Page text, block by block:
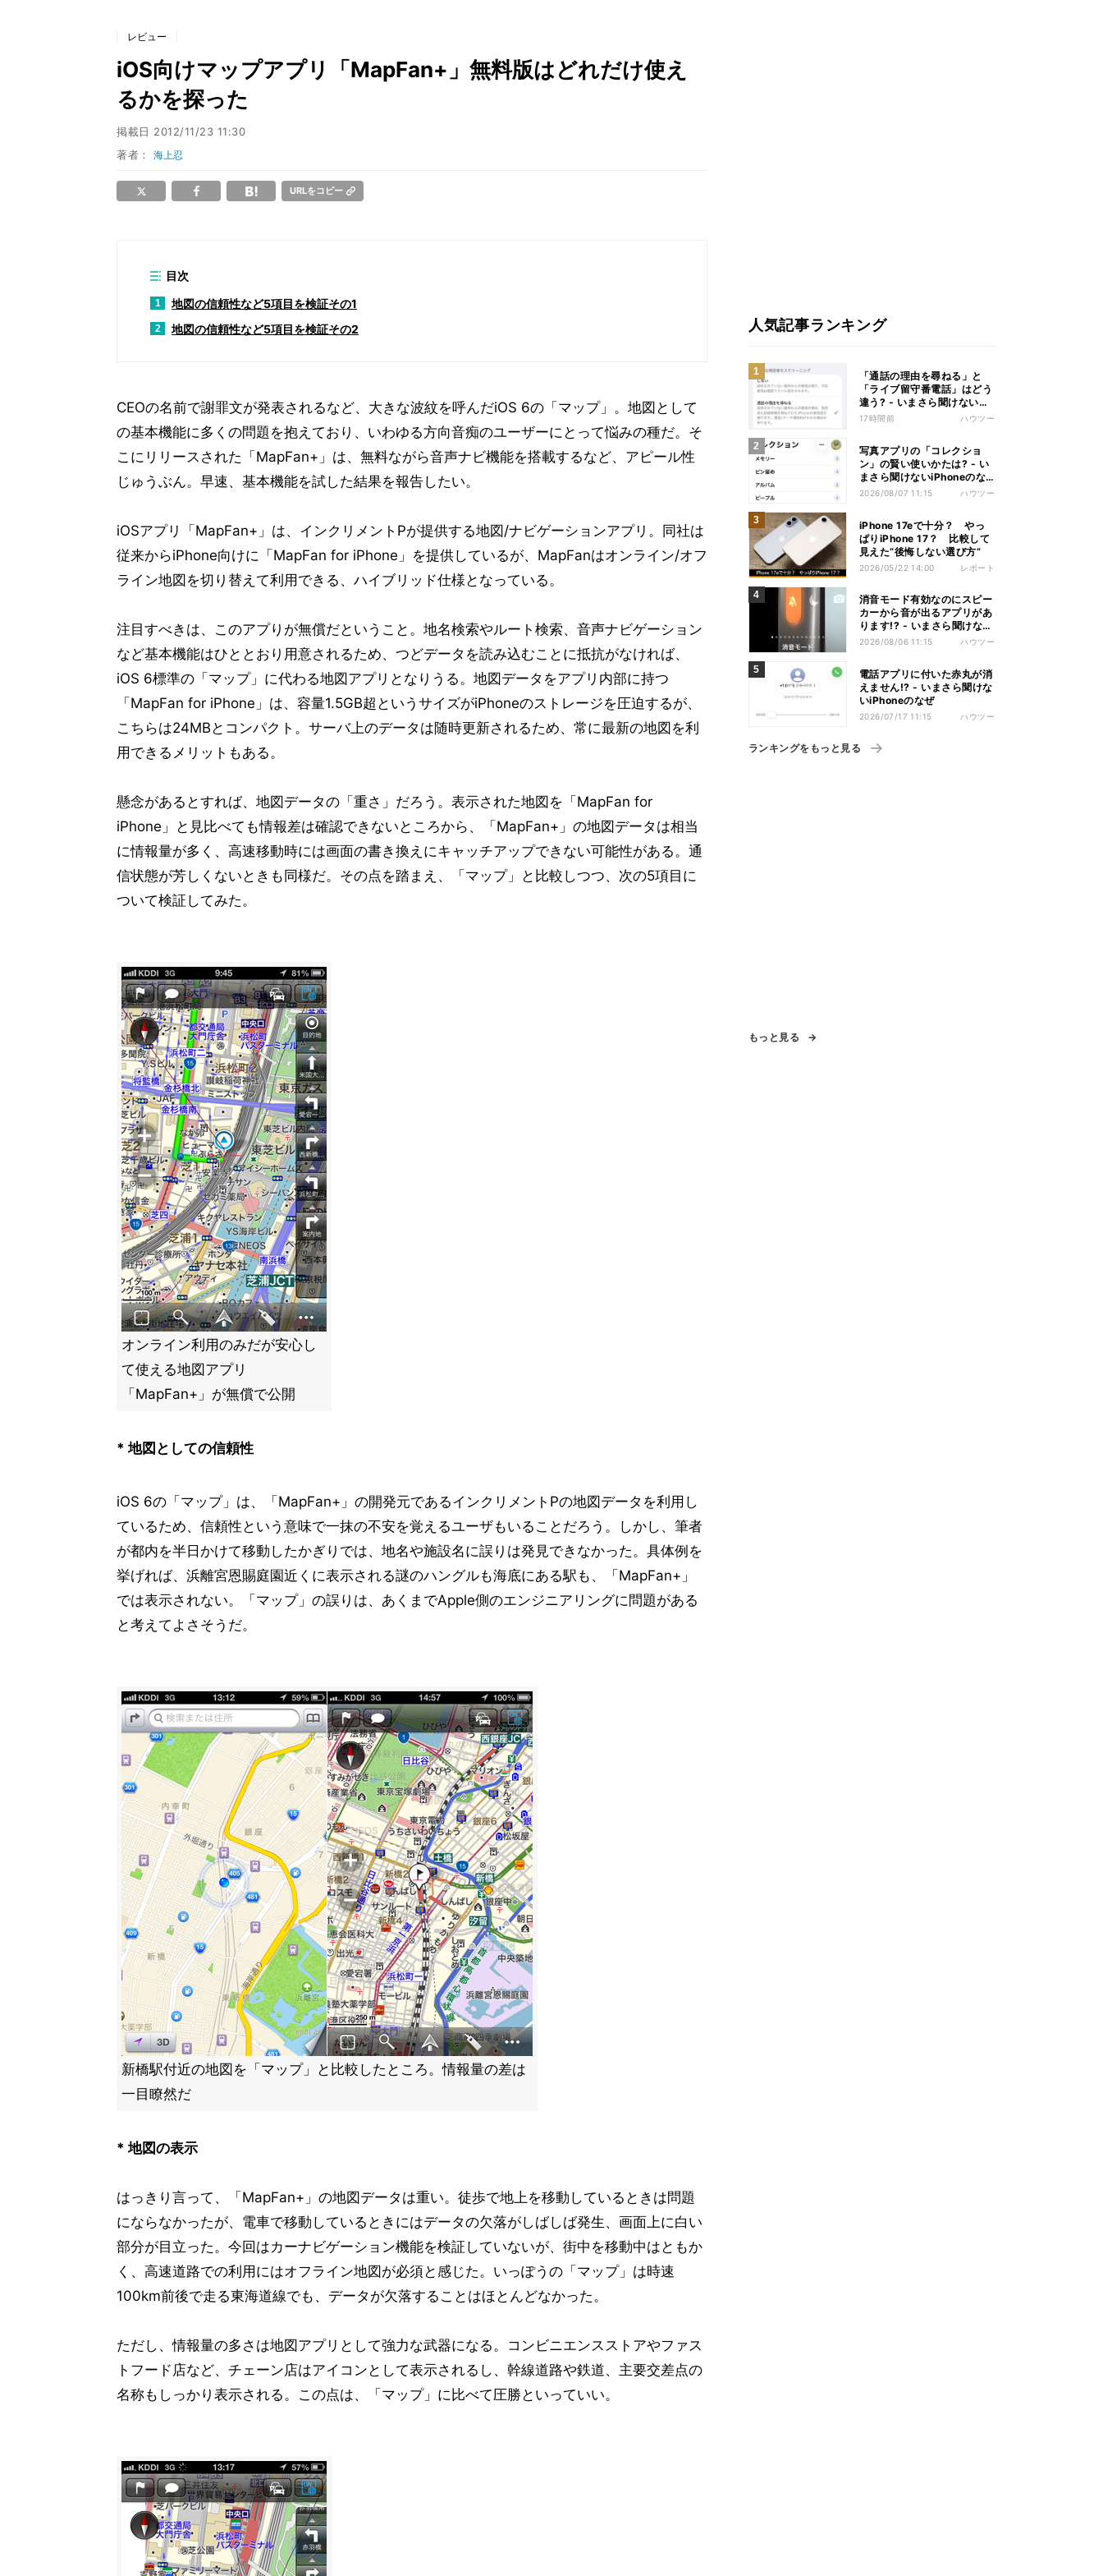
レビュー
iOS向けマップアプリ「MapFan+」無料版はどれだけ使え
るかを探った
掲載日 2012/11/23 11:30
著者：海上忍
URLをコピー
目次
1 地図の信頼性など5項目を検証その1
2 地図の信頼性など5項目を検証その2
CEOの名前で謝罪文が発表されるなど、大きな波紋を呼んだiOS 6の「マップ」。地図として
の基本機能に多くの問題を抱えており、いわゆる方向音痴のユーザーにとって悩みの種だ。そ
こにリリースされた「MapFan+」は、無料ながら音声ナビ機能を搭載するなど、アピール性
じゅうぶん。早速、基本機能を試した結果を報告したい。
iOSアプリ「MapFan+」は、インクリメントPが提供する地図/ナビゲーションアプリ。同社は
従来からiPhone向けに「MapFan for iPhone」を提供しているが、MapFanはオンライン/オフ
ライン地図を切り替えて利用できる、ハイブリッド仕様となっている。
注目すべきは、このアプりが無償だということ。地名検索やルート検索、音声ナビゲーション
など基本機能はひととおり用意されるため、つどデータを読み込むことに抵抗がなければ、
iOS 6標準の「マップ」に代わる地図アプリとなりうる。地図データをアプリ内部に持つ
「MapFan for iPhone」は、容量1.5GB超というサイズがiPhoneのストレージを圧迫するが、
こちらは24MBとコンパクト。サーバ上のデータは随時更新されるため、常に最新の地図を利
用できるメリットもある。
懸念があるとすれば、地図データの「重さ」だろう。表示された地図を「MapFan for
iPhone」と見比べても情報差は確認できないところから、「MapFan+」の地図データは相当
に情報量が多く、高速移動時には画面の書き換えにキャッチアップできない可能性がある。通
信状態が芳しくないときも同様だ。その点を踏まえ、「マップ」と比較しつつ、次の5項目に
ついて検証してみた。
オンライン利用のみだが安心し
て使える地図アプリ
「MapFan+」が無償で公開
* 地図としての信頼性
iOS 6の「マップ」は、「MapFan+」の開発元であるインクリメントPの地図データを利用し
ているため、信頼性という意味で一抹の不安を覚えるユーザもいることだろう。しかし、筆者
が都内を半日かけて移動したかぎりでは、地名や施設名に誤りは発見できなかった。具体例を
挙げれば、浜離宮恩賜庭園近くに表示される謎のハングルも海底にある駅も、「MapFan+」
では表示されない。「マップ」の誤りは、あくまでApple側のエンジニアリングに問題がある
と考えてよさそうだ。
新橋駅付近の地図を「マップ」と比較したところ。情報量の差は
一目瞭然だ
* 地図の表示
はっきり言って、「MapFan+」の地図データは重い。徒歩で地上を移動しているときは問題
にならなかったが、電車で移動しているときにはデータの欠落がしばしば発生、画面上に白い
部分が目立った。今回はカーナビゲーション機能を検証していないが、街中を移動中はともか
く、高速道路での利用にはオフライン地図が必須と感じた。いっぽうの「マップ」は時速
100km前後で走る東海道線でも、データが欠落することはほとんどなかった。
ただし、情報量の多さは地図アプリとして強力な武器になる。コンビニエンスストアやファス
トフード店など、チェーン店はアイコンとして表示されるし、幹線道路や鉄道、主要交差点の
名称もしっかり表示される。この点は、「マップ」に比べて圧勝といっていい。
人気記事ランキング
「通話の理由を尋ねる」と
「ライブ留守番電話」はどう
違う? - いまさら聞けない
iPhoneのなぜ
17時間前 ハウツー
写真アプリの「コレクショ
ン」の賢い使いかたは? - い
まさら聞けないiPhoneのな
ぜ
2026/08/07 11:15 ハウツー
iPhone 17eで十分？ やっ
ぱりiPhone 17？ 比較して
見えた“後悔しない選び方”
2026/05/22 14:00 レポート
消音モード有効なのにスピー
カーから音が出るアプリがあ
ります!? - いまさら聞けない
iPhoneのなぜ
2026/08/06 11:15 ハウツー
電話アプリに付いた赤丸が消
えません!? - いまさら聞けな
いiPhoneのなぜ
2026/07/17 11:15 ハウツー
ランキングをもっと見る
もっと見る